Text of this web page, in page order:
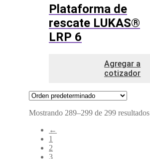
Plataforma de
rescate LUKAS®
LRP 6
Agregar a
cotizador
Mostrando 289–299 de 299 resultados
←
1
2
3